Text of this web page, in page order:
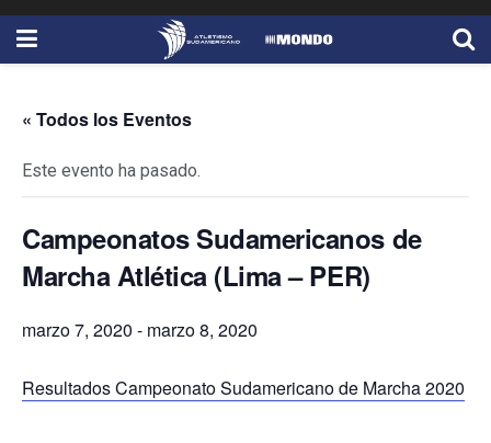
« Todos los Eventos
Este evento ha pasado.
Campeonatos Sudamericanos de
Marcha Atlética (Lima – PER)
marzo 7, 2020 - marzo 8, 2020
Resultados Campeonato Sudamericano de Marcha 2020